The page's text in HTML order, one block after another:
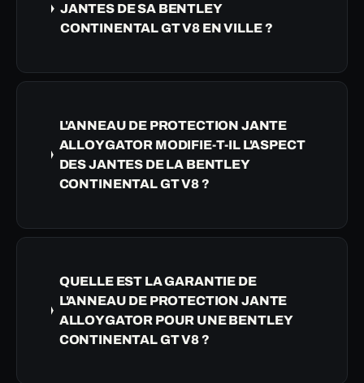
JANTES DE SA BENTLEY
CONTINENTAL GT V8 EN VILLE ?
L'ANNEAU DE PROTECTION JANTE
ALLOYGATOR MODIFIE-T-IL L'ASPECT
DES JANTES DE LA BENTLEY
CONTINENTAL GT V8 ?
QUELLE EST LA GARANTIE DE
L'ANNEAU DE PROTECTION JANTE
ALLOYGATOR POUR UNE BENTLEY
CONTINENTAL GT V8 ?